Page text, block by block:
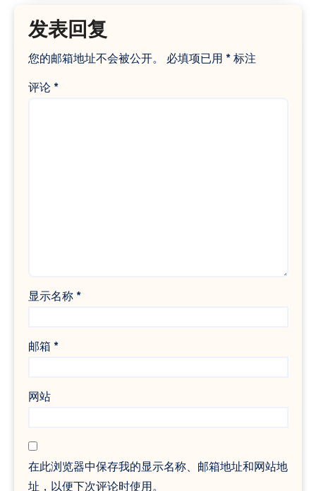
发表回复
您的邮箱地址不会被公开。 必填项已用 *标注
评论 *
显示名称 *
邮箱 *
网站
在此浏览器中保存我的显示名称、邮箱地址和网站地
址，以便下次评论时使用。